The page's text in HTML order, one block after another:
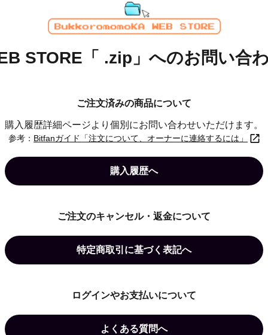
STORE「 .zip」へのお問い合
ご注文済みの商品について
購入履歴詳細ページより個別にお問い合わせいただけます。
参考： Bitfanガイド「注文について、オーナーに連絡するには」
購入履歴へ
ご注文のキャンセル・返金について
特定商取引に基づく表記へ
ログインやお支払いについて
よくある質問へ